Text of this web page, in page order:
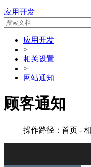
应用开发
应用开发
>
相关设置
>
网站通知
顾客通知
操作路径：首页 -